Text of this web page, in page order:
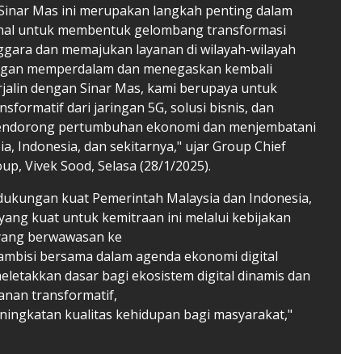
Mas ini merupakan langkah penting dalam
untuk membentuk gelombang transformasi
dan memajukan layanan di wilayah-wilayah
memperdalam dan menegaskan kembali
dengan Sinar Mas, kami berupaya untuk
dari jaringan 5G, solusi bisnis, dan
pertumbuhan ekonomi dan menjembatani
Indonesia, dan sekitarnya," ujar Group Chief
Vivek Sood, Selasa (28/1/2025).
kuat Pemerintah Malaysia dan Indonesia,
kuat untuk kemitraan ini melalui kebijakan
berwawasan ke
bersama dalam agenda ekonomi digital
dasar bagi ekosistem digital dinamis dan
transformatif,
kualitas kehidupan bagi masyarakat,"